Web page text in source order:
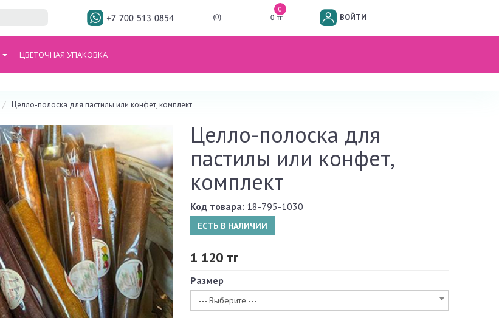
+7 700 513 0854 (0)
0
0 тг
ВОЙТИ
ЦВЕТОЧНАЯ УПАКОВКА
Целло-полоска для пастилы или конфет, комплект
Целло-полоска для
пастилы или конфет,
комплект
Код товара: 18-795-1030
ЕСТЬ В НАЛИЧИИ
1 120 тг
Размер
--- Выберите ---